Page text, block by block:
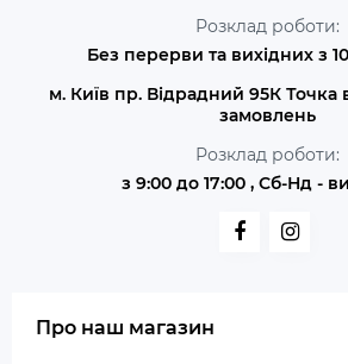
Розклад роботи:
Без перерви та вихідних з
м. Київ пр. Відрадний 95К Точка видачі інтернет
замовлень
Розклад роботи:
з 9:00 до 17:00 , Сб-Нд -
Про наш магазин